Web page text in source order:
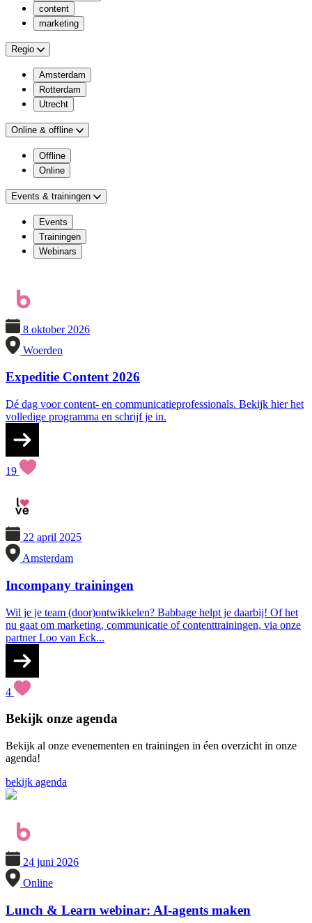
content
marketing
Regio
Amsterdam
Rotterdam
Utrecht
Online & offline
Offline
Online
Events & trainingen
Events
Trainingen
Webinars
8 oktober 2026
Woerden
Expeditie Content 2026
Dé dag voor content- en communicatieprofessionals. Bekijk hier het
volledige programma en schrijf je in.
19
22 april 2025
Amsterdam
Incompany trainingen
Wil je je team (door)ontwikkelen? Babbage helpt je daarbij! Of het
nu gaat om marketing, communicatie of contenttrainingen, via onze
partner Loo van Eck...
4
Bekijk onze agenda
Bekijk al onze evenementen en trainingen in éen overzicht in onze
agenda!
bekijk agenda
24 juni 2026
Online
Lunch & Learn webinar: AI-agents maken